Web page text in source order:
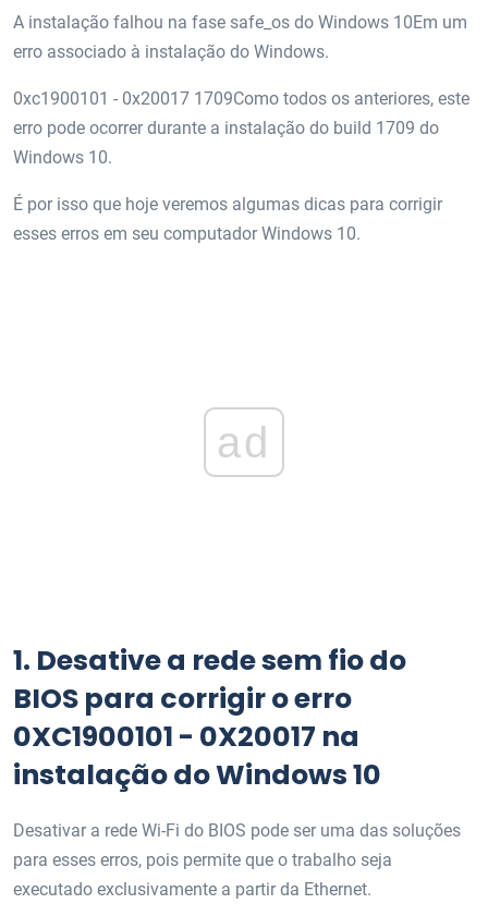
A instalação falhou na fase safe_os do Windows 10Em um
erro associado à instalação do Windows.
0xc1900101 - 0x20017 1709Como todos os anteriores, este
erro pode ocorrer durante a instalação do build 1709 do
Windows 10.
É por isso que hoje veremos algumas dicas para corrigir
esses erros em seu computador Windows 10.
ad
1. Desative a rede sem fio do
BIOS para corrigir o erro
0XC1900101 - 0X20017 na
instalação do Windows 10
Desativar a rede Wi-Fi do BIOS pode ser uma das soluções
para esses erros, pois permite que o trabalho seja
executado exclusivamente a partir da Ethernet.